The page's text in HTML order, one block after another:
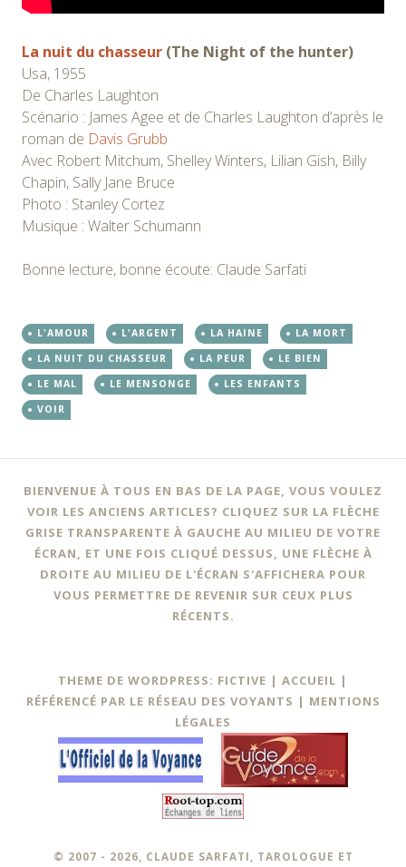
La nuit du chasseur (The Night of the hunter)
Usa, 1955
De Charles Laughton
Scénario : James Agee et de Charles Laughton d’après le
roman de Davis Grubb
Avec Robert Mitchum, Shelley Winters, Lilian Gish, Billy
Chapin, Sally Jane Bruce
Photo : Stanley Cortez
Musique : Walter Schumann
Bonne lecture, bonne écoute: Claude Sarfati
L'AMOUR L'ARGENT LA HAINE
LA MORT
LA NUIT DU CHASSEUR
LA PEUR
LE BIEN
LE MAL
LE MENSONGE
LES ENFANTS
VOIR
BIENVENUE À TOUS EN BAS DE LA PAGE, VOUS VOULEZ
VOIR LES ANCIENS ARTICLES? CLIQUEZ SUR LA FLÈCHE
GRISE TRANSPARENTE À GAUCHE AU MILIEU DE VOTRE
ÉCRAN, ET UNE FOIS CLIQUÉ DESSUS, UNE FLÈCHE À
DROITE AU MILIEU DE L'ÉCRAN S'AFFICHERA POUR
VOUS PERMETTRE DE REVENIR SUR CEUX PLUS
RÉCENTS.
THEME DE WORDPRESS: FICTIVE | ACCUEIL |
RÉFÉRENCÉ PAR LE RÉSEAU DES VOYANTS | MENTIONS
LÉGALES
© 2007 - 2026, CLAUDE SARFATI, TAROLOGUE ET